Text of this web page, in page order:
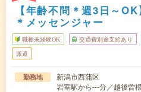
【年齢不問＊週3日～
＊メッセンジャー
職種未経験OK 交通費別途支給あり
派遣
勤務地
新潟市西蒲区
岩室駅から---分／越後曽